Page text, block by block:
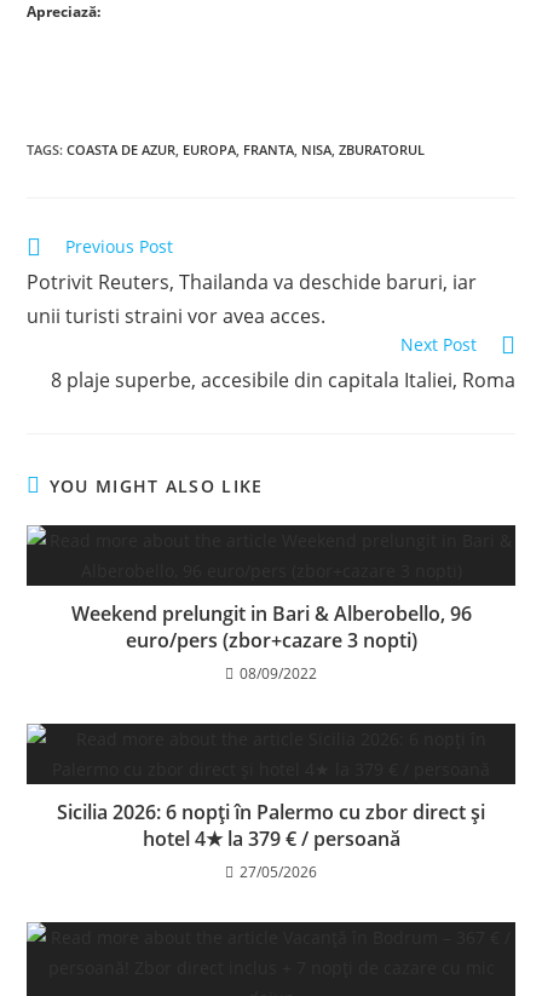
Apreciază:
TAGS:COASTA DE AZUR, EUROPA, FRANTA, NISA, ZBURATORUL
Read
articles
Previous Post
Potrivit Reuters, Thailanda va deschide baruri, iar
unii turisti straini vor avea acces.
Next Post
8 plaje superbe, accesibile din capitala Italiei, Roma
YOU MIGHT ALSO LIKE
Weekend prelungit in Bari & Alberobello, 96
euro/pers (zbor+cazare 3 nopti)
08/09/2022
Sicilia 2026: 6 nopți în Palermo cu zbor direct și
hotel 4★ la 379 € / persoană
27/05/2026